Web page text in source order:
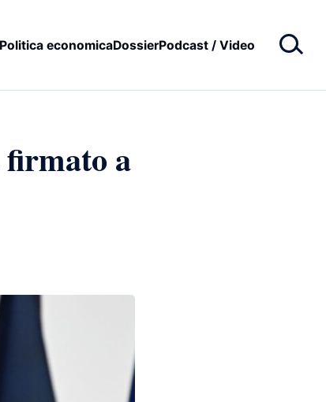
Politica economicaDossierPodcast / Video
firmato a